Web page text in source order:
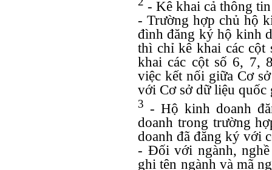
- Kê khai cả thông
- Trường hợp chủ hộ
đình đăng ký hộ kinh
thì chỉ kê khai các
khai các cột số 6, 7,
việc kết nối giữa Cơ
với Cơ sở dữ liệu quốc
3 - Hộ kinh doanh
doanh trong trường
doanh đã đăng ký với
- Đối với ngành,
ghi tên ngành và mã